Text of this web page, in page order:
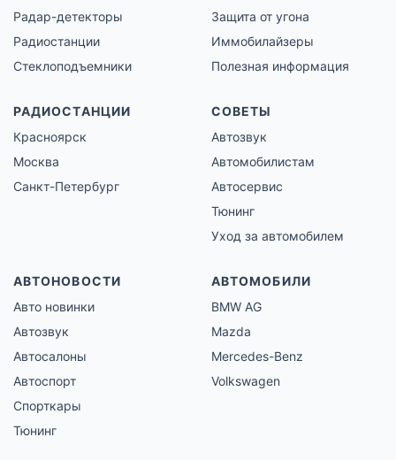
Радар-детекторы
Радиостанции
Стеклоподъемники
Защита от угона
Иммобилайзеры
Полезная информация
РАДИОСТАНЦИИ
Красноярск
Москва
Санкт-Петербург
СОВЕТЫ
Автозвук
Автомобилистам
Автосервис
Тюнинг
Уход за автомобилем
АВТОНОВОСТИ
Авто новинки
Автозвук
Автосалоны
Автоспорт
Спорткары
Тюнинг
АВТОМОБИЛИ
BMW AG
Mazda
Mercedes-Benz
Volkswagen